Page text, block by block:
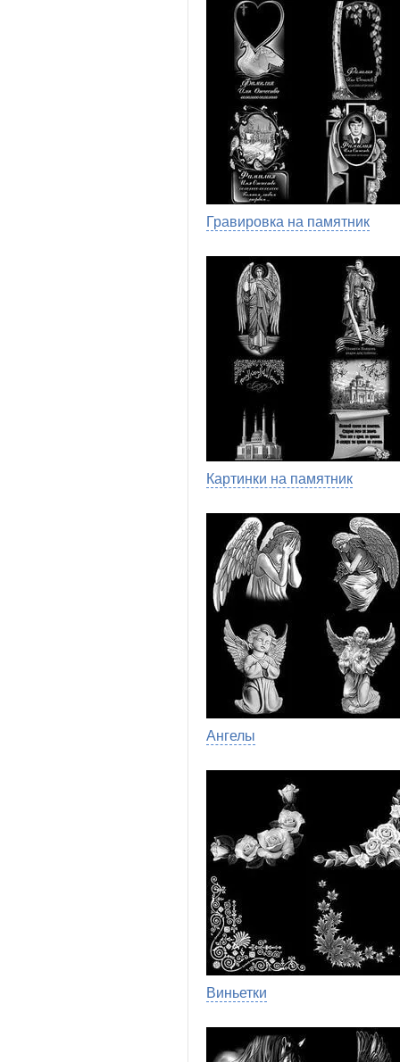
Гравировка на памятник
Картинки на памятник
Ангелы
Виньетки